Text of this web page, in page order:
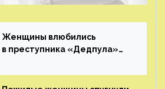
Женщины влюбились
в преступника «Дедпула»
ему жизнь